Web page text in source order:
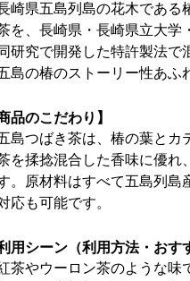
崎県五島列島の花木である
を、長崎県・長崎県立大学
研究で開発した特許製法で
島の椿のストーリー性あふ
商品のこだわり】
島つばき茶は、椿の葉とカ
を揉捻混合した香味に優れ
。原材料はすべて五島列島
応も可能です。
利用シーン（利用方法・おす
茶やウーロン茶のような味